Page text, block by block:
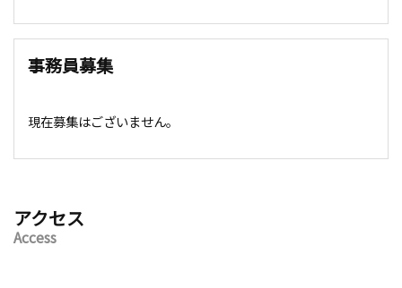
事務員募集
現在募集はございません。
アクセス
Access